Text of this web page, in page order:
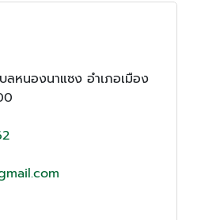
หนองนาแซง อำเภอเมือง